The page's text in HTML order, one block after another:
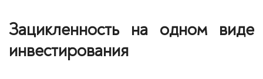
Зацикленность на одном виде
инвестирования